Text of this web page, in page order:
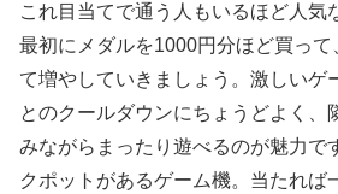
これ目当てで通う人もいるほど人気
最初にメダルを1000円分ほど買っ
て増やしていきましょう。激しいゲ
とのクールダウンにちょうどよく、
みながらまったり遊べるのが魅力で
クポットがあるゲーム機。当たれば